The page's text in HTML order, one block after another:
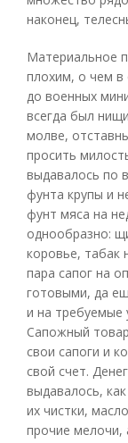
наконец,
Материальное
плохим, о чем в
до военных
всегда был
молве,
просить
выдавалось по
фунта крупы и
фунт мяса на
однообразно:
коровье, табак
пара сапог на
готовыми, да
и на требуемые
Сапожный
свои сапоги и
свой счет.
выдавалось,
их чистки,
прочие мелочи,